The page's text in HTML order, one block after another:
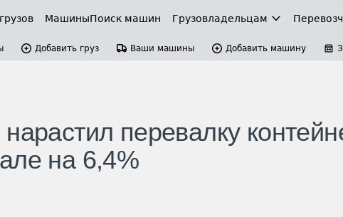
МашиныПоиск машин Грузовладельцам
Добавить груз Ваши машины Добавить машину
перевалку
на 6,4%